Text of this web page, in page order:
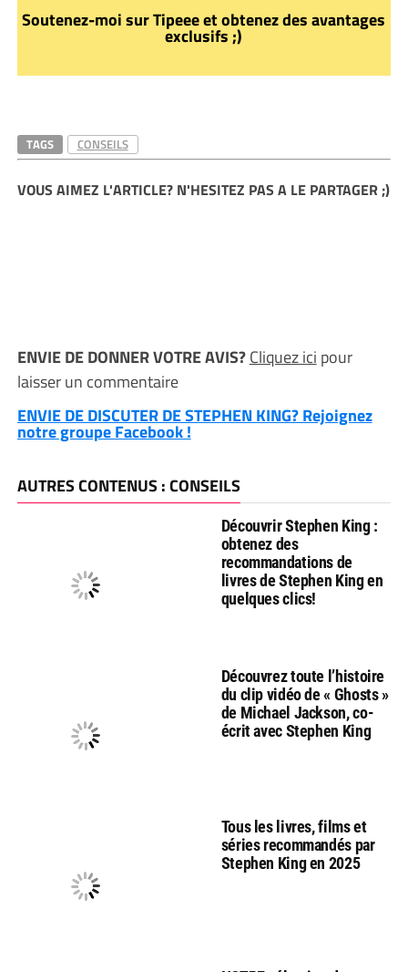
Soutenez-moi sur Tipeee et obtenez des avantages
exclusifs ;)
TAGS CONSEILS
VOUS AIMEZ L'ARTICLE? N'HESITEZ PAS A LE PARTAGER ;)
ENVIE DE DONNER VOTRE AVIS?Cliquez ici pour
laisser un commentaire
ENVIE DE DISCUTER DE STEPHEN KING? Rejoignez
notre groupe Facebook !
AUTRES CONTENUS : CONSEILS
Découvrir Stephen King :
obtenez des
recommandations de
livres de Stephen King en
quelques clics!
Découvrez toute l’histoire
du clip vidéo de « Ghosts »
de Michael Jackson, co-
écrit avec Stephen King
Tous les livres, films et
séries recommandés par
Stephen King en 2025